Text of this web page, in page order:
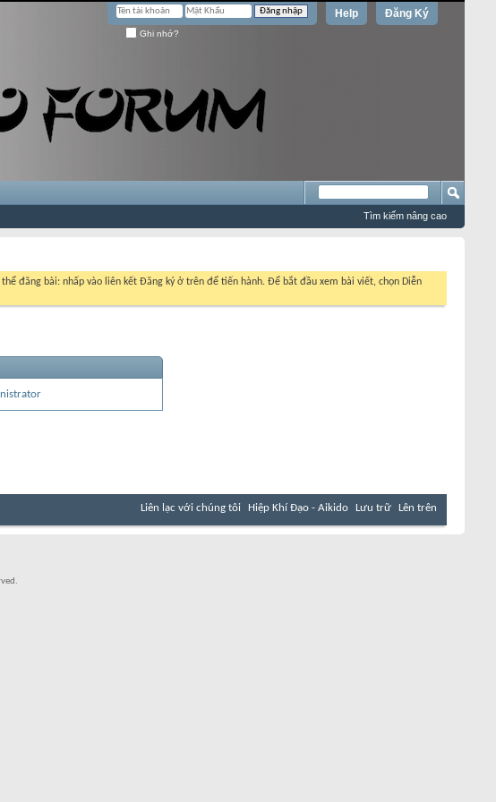
Đăng Ký
Help
Ghi nhớ?
Tìm kiếm nâng cao
đăng bài: nhấp vào liên kết Đăng ký ở trên để tiến hành. Để bắt đầu xem bài viết, chọn Diễn
Liên lạc với chúng tôi Hiệp Khí Đạo - Aikido Lưu trữ Lên trên